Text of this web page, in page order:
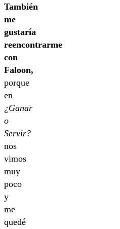
También
me
gustaría
reencontrarme
con
Faloon,
porque
en
¿Ganar
o
Servir?
nos
vimos
muy
poco
y
me
quedé